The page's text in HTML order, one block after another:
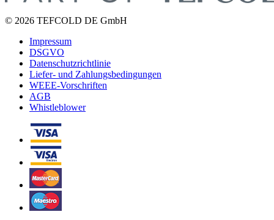
© 2026 TEFCOLD DE GmbH
Impressum
DSGVO
Datenschutzrichtlinie
Liefer- und Zahlungsbedingungen
WEEE-Vorschriften
AGB
Whistleblower